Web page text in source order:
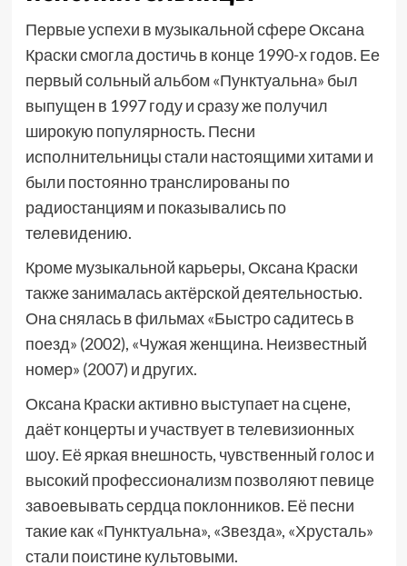
Первые успехи в музыкальной сфере Оксана
Краски смогла достичь в конце 1990-х годов. Ее
первый сольный альбом «Пунктуальна» был
выпущен в 1997 году и сразу же получил
широкую популярность. Песни
исполнительницы стали настоящими хитами и
были постоянно транслированы по
радиостанциям и показывались по
телевидению.
Кроме музыкальной карьеры, Оксана Краски
также занималась актёрской деятельностью.
Она снялась в фильмах «Быстро садитесь в
поезд» (2002), «Чужая женщина. Неизвестный
номер» (2007) и других.
Оксана Краски активно выступает на сцене,
даёт концерты и участвует в телевизионных
шоу. Её яркая внешность, чувственный голос и
высокий профессионализм позволяют певице
завоевывать сердца поклонников. Её песни
такие как «Пунктуальна», «Звезда», «Хрусталь»
стали поистине культовыми.